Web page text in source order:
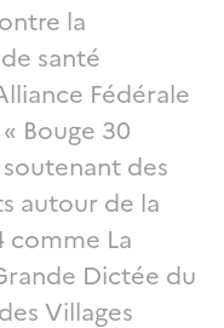
la
santé
Fédérale
Bouge 30
des
autour de la
comme La
Dictée du
Villages